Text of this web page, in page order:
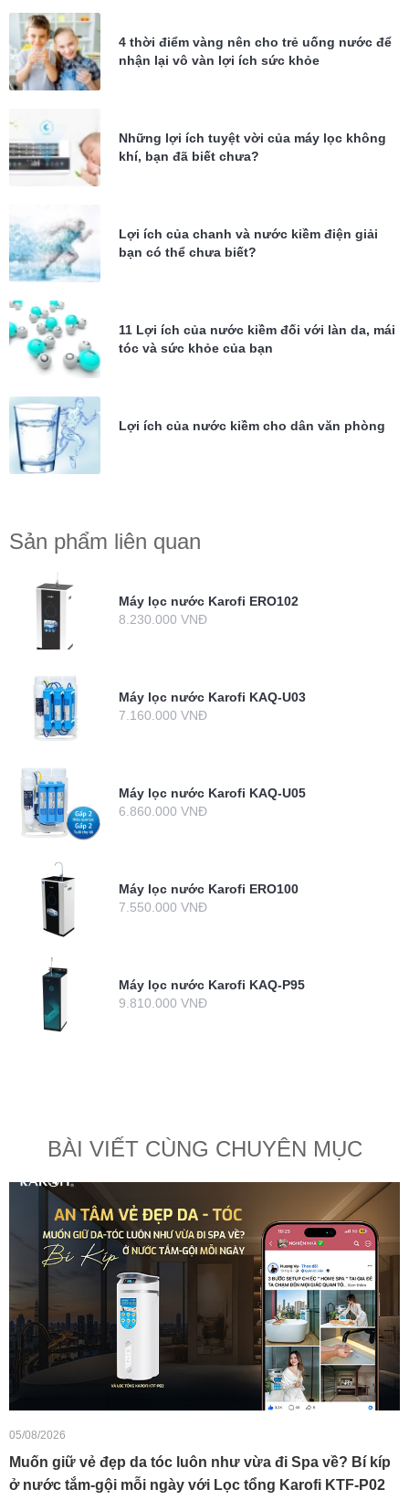
4 thời điểm vàng nên cho trẻ uống nước để
nhận lại vô vàn lợi ích sức khỏe
Những lợi ích tuyệt vời của máy lọc không
khí, bạn đã biết chưa?
Lợi ích của chanh và nước kiềm điện giải
bạn có thể chưa biết?
11 Lợi ích của nước kiềm đối với làn da, mái
tóc và sức khỏe của bạn
Lợi ích của nước kiềm cho dân văn phòng
Sản phẩm liên quan
Máy lọc nước Karofi ERO102
8.230.000 VNĐ
Máy lọc nước Karofi KAQ-U03
7.160.000 VNĐ
Máy lọc nước Karofi KAQ-U05
6.860.000 VNĐ
Máy lọc nước Karofi ERO100
7.550.000 VNĐ
Máy lọc nước Karofi KAQ-P95
9.810.000 VNĐ
BÀI VIẾT CÙNG CHUYÊN MỤC
05/08/2026
Muốn giữ vẻ đẹp da tóc luôn như vừa đi Spa về? Bí kíp
ở nước tắm-gội mỗi ngày với Lọc tổng Karofi KTF-P02